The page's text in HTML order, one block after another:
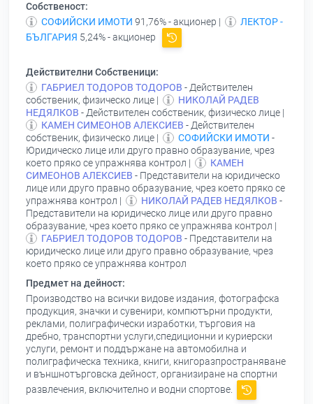
Собственост:
СОФИЙСКИ ИМОТИ 91,76% - акционер |
ЛЕКТОР -
БЪЛГАРИЯ 5,24% - акционер
Действителни Собственици:
ГАБРИЕЛ ТОДОРОВ ТОДОРОВ - Действителен
собственик, физическо лице |
НИКОЛАЙ РАДЕВ
НЕДЯЛКОВ - Действителен собственик, физическо лице |
КАМЕН СИМЕОНОВ АЛЕКСИЕВ - Действителен
собственик, физическо лице |
СОФИЙСКИ ИМОТИ -
Юридическо лице или друго правно образувание, чрез
което пряко се упражнява контрол |
КАМЕН
СИМЕОНОВ АЛЕКСИЕВ - Представители на юридическо
лице или друго правно образувание, чрез което пряко се
упражнява контрол |
НИКОЛАЙ РАДЕВ НЕДЯЛКОВ -
Представители на юридическо лице или друго правно
образувание, чрез което пряко се упражнява контрол |
ГАБРИЕЛ ТОДОРОВ ТОДОРОВ - Представители на
юридическо лице или друго правно образувание, чрез
което пряко се упражнява контрол
Предмет на дейност:
Производство на всички видове издания, фотографска
продукция, значки и сувенири, компютърни продукти,
реклами, полиграфически изработки, търговия на
дребно, транспортни услуги,спедиционни и куриерски
услуги, ремонт и поддържане на автомобилна и
полиграфическа техника, книги, книгоразпространяване
и външнотърговска дейност, организиране на спортни
развлечения, включително и водни спортове.